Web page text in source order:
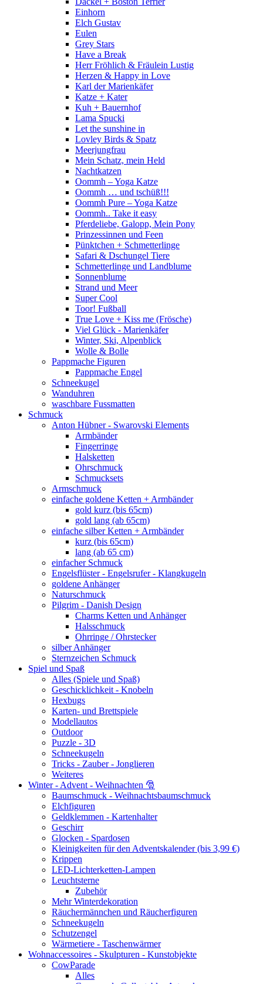
Einhorn
Elch Gustav
Eulen
Grey Stars
Have a Break
Herr Fröhlich & Fräulein Lustig
Herzen & Happy in Love
Karl der Marienkäfer
Katze + Kater
Kuh + Bauernhof
Lama Spucki
Let the sunshine in
Lovley Birds & Spatz
Meerjungfrau
Mein Schatz, mein Held
Nachtkatzen
Oommh – Yoga Katze
Oommh … und tschüß!!!
Oommh Pure – Yoga Katze
Oommh.. Take it easy
Pferdeliebe, Galopp, Mein Pony
Prinzessinnen und Feen
Pünktchen + Schmetterlinge
Safari & Dschungel Tiere
Schmetterlinge und Landblume
Sonnenblume
Strand und Meer
Super Cool
Toor! Fußball
True Love + Kiss me (Frösche)
Viel Glück - Marienkäfer
Winter, Ski, Alpenblick
Wolle & Bolle
Pappmache Figuren
Pappmache Engel
Schneekugel
Wanduhren
waschbare Fussmatten
Schmuck
Anton Hübner - Swarovski Elements
Armbänder
Fingerringe
Halsketten
Ohrschmuck
Schmucksets
Armschmuck
einfache goldene Ketten + Armbänder
gold kurz (bis 65cm)
gold lang (ab 65cm)
einfache silber Ketten + Armbänder
kurz (bis 65cm)
lang (ab 65 cm)
einfacher Schmuck
Engelsflüster - Engelsrufer - Klangkugeln
goldene Anhänger
Naturschmuck
Pilgrim - Danish Design
Charms Ketten und Anhänger
Halsschmuck
Ohrringe / Ohrstecker
silber Anhänger
Sternzeichen Schmuck
Spiel und Spaß
Alles (Spiele und Spaß)
Geschicklichkeit - Knobeln
Hexbugs
Karten- und Brettspiele
Modellautos
Outdoor
Puzzle - 3D
Schneekugeln
Tricks - Zauber - Jonglieren
Weiteres
Winter - Advent - Weihnachten 🎅
Baumschmuck - Weihnachtsbaumschmuck
Elchfiguren
Geldklemmen - Kartenhalter
Geschirr
Glocken - Spardosen
Kleinigkeiten für den Adventskalender (bis 3,99 €)
Krippen
LED-Lichterketten-Lampen
Leuchtsterne
Zubehör
Mehr Winterdekoration
Räuchermännchen und Räucherfiguren
Schneekugeln
Schutzengel
Wärmetiere - Taschenwärmer
Wohnaccessoires - Skulpturen - Kunstobjekte
CowParade
Alles